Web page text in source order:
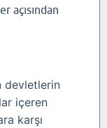
açısından
devletlerin
içeren
karşı